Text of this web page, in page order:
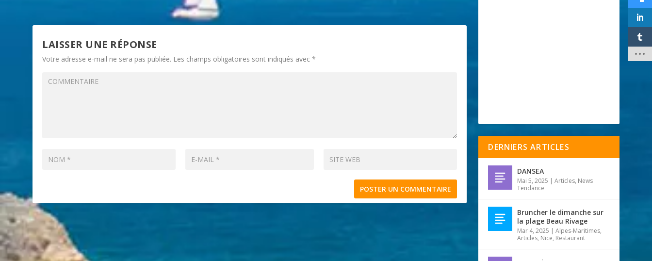
LAISSER UNE RÉPONSE
Votre adresse e-mail ne sera pas publiée. Les champs obligatoires sont indiqués avec*
DERNIERS ARTICLES
DANSEA
Mai 5, 2025 |Articles, News
Tendance
Bruncher le dimanche sur
la plage Beau Rivage
Mar 4, 2025 |Alpes-Maritimes,
Articles, Nice, Restaurant